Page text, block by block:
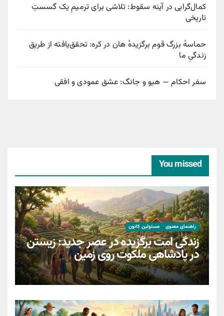
کمال‌گرایی در آینه سقوط: تلاشی برای ترمیمِ یک گسستِ
تاریخی
حماسهٔ بزرگ قوم برگزیدهٔ هان در کره: تحقق‌یافته از طریق
زندگیِ ما
سفر احکام — هیو و جانگ: عشق عمودی و افقی
You missed
راهنمای معنوی مسئولین کانون
زندگی امت برگزیده در عصر جدید: زیستن
در پادشاهی ملکوت روی زمین